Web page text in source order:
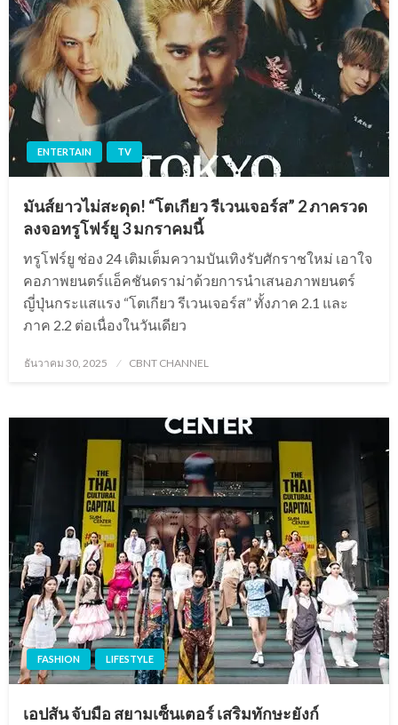
ENTERTAIN TV
มันส์ยาวไม่สะดุด! “โตเกียว รีเวนเจอร์ส” 2 ภาครวด
ลงจอทรูโฟร์ยู 3 มกราคมนี้
ทรูโฟร์ยู ช่อง 24 เติมเต็มความบันเทิงรับศักราชใหม่ เอาใจ
คอภาพยนตร์แอ็คชันดราม่าด้วยการนำเสนอภาพยนตร์
ญี่ปุ่นกระแสแรง “โตเกียว รีเวนเจอร์ส” ทั้งภาค 2.1 และ
ภาค 2.2 ต่อเนื่องในวันเดียว
Posted
ธันวาคม 30, 2025 CBNT CHANNEL
FASHION LIFESTYLE
เอปสัน จับมือ สยามเซ็นเตอร์ เสริมทักษะยังก์